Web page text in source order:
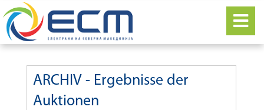
ARCHIV - Ergebnisse der
Auktionen